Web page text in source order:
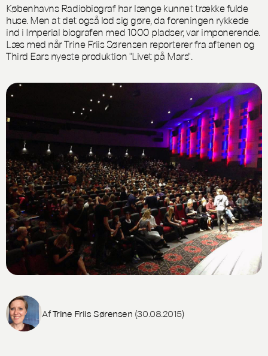
Københavns Radiobiograf har længe kunnet trække fulde
huse. Men at det også lod sig gøre, da foreningen rykkede
ind i Imperial biografen med 1000 pladser, var imponerende.
Læs med når Trine Friis Sørensen reporterer fra aftenen og
Third Ears nyeste produktion "Livet på Mars".
AfTrine Friis Sørensen (30.08.2015)